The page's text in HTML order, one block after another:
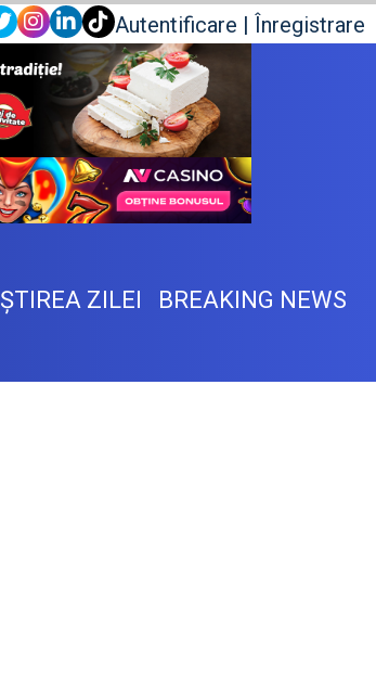
Autentificare | Înregistrare
ŞTIREA ZILEI BREAKING NEWS